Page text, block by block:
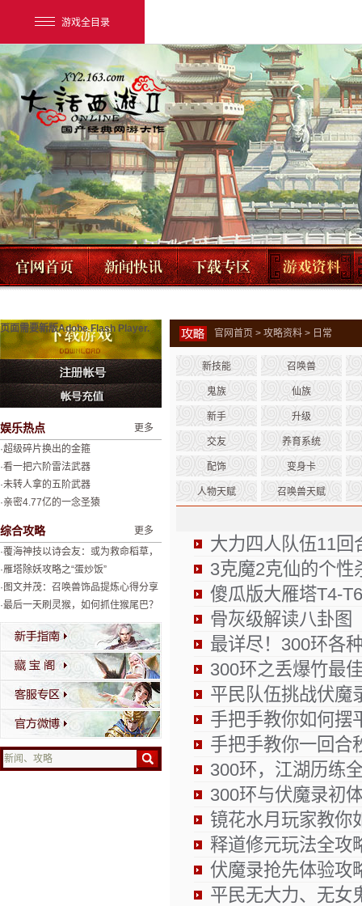
游戏全目录
网易游戏
游戏爱好者
我的足迹： 大话2经典版
页面需要新版Adobe Flash Player.
娱乐热点
更多
·超级碎片换出的金箍
·看一把六阶雷法武器
·未转人拿的五阶武器
·亲密4.77亿的一念圣猿
综合攻略
更多
·覆海神技以诗会友：或为救命稻草，
或为绝杀神器
·雁塔除妖攻略之“蛋炒饭”
·图文并茂：召唤兽饰品提炼心得分享
·最后一天刷灵猴，如何抓住猴尾巴？
官网首页 > 攻略资料 > 日常
新技能 召唤兽
鬼族 仙族
新手 升级
交友 养育系统
配饰 变身卡
人物天赋 召唤兽天赋
大力四人队伍11回
3克魔2克仙的个性
傻瓜版大雁塔T4-
骨灰级解读八卦图
最详尽！300环各
300环之丢爆竹最
平民队伍挑战伏魔
手把手教你如何摆
手把手教你一回合
300环，江湖历练
300环与伏魔录初
镜花水月玩家教你
释道修元玩法全攻
伏魔录抢先体验攻
平民无大力、无女